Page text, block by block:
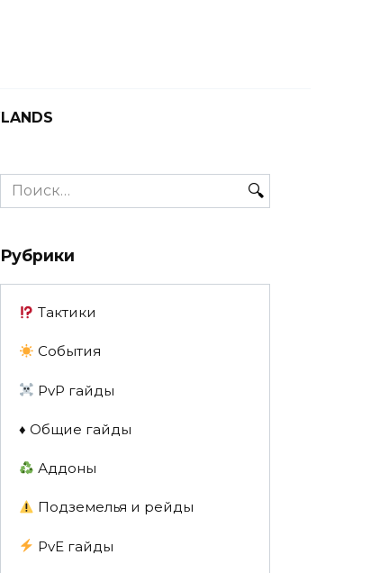
Search
for:
Рубрики
Тактики
События
PvP гайды
♦️ Общие гайды
Аддоны
Подземелья и рейды
PvE гайды